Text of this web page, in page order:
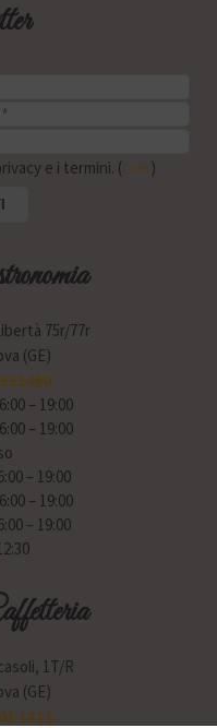
e i termini. (Link)
75r/77r
(GE)
– 19:00
– 19:00
– 19:00
– 19:00
– 19:00
1T/R
(GE)
1811